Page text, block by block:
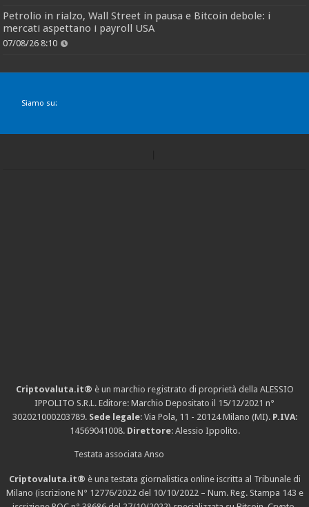
Petrolio in rialzo, Wall Street in pausa e Bitcoin debole: i
mercati aspettano i payroll USA
07/08/26 8:10
Siamo su:
Criptovaluta.it® è un marchio registrato di proprietà della ALESSIO
IPPOLITO S.R.L. Editore: Marchio Depositato il 15/12/2021 n°
302021000203789. Sede legale: Via Pola, 11 - 20124 Milano (MI). P.IVA:
14569041008. Direttore: Alessio Ippolito.
Testata associata Anso
Criptovaluta.it® è una testata giornalistica online iscritta al Tribunale di
Milano (iscrizione N° 12776/2022 del 10/10/2022 – Num. Reg. Stampa 143 e